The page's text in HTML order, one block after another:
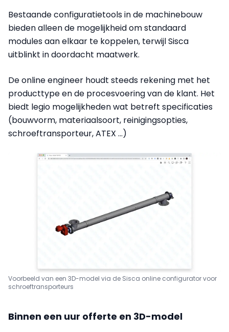
Bestaande configuratietools in de machinebouw
bieden alleen de mogelijkheid om standaard
modules aan elkaar te koppelen, terwijl Sisca
uitblinkt in doordacht maatwerk.
De online engineer houdt steeds rekening met het
producttype en de procesvoering van de klant. Het
biedt legio mogelijkheden wat betreft specificaties
(bouwvorm, materiaalsoort, reinigingsopties,
schroeftransporteur, ATEX ...)
Voorbeeld van een 3D-model via de Sisca online configurator voor
schroeftransporteurs
Binnen een uur offerte en 3D-model